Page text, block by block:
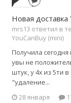
Новая доставка
mrs13 ответил в
YouCanBuy (mini)
Получила сегодня
увы не
штук, у 4х из 5ти
"удаление...
28 января